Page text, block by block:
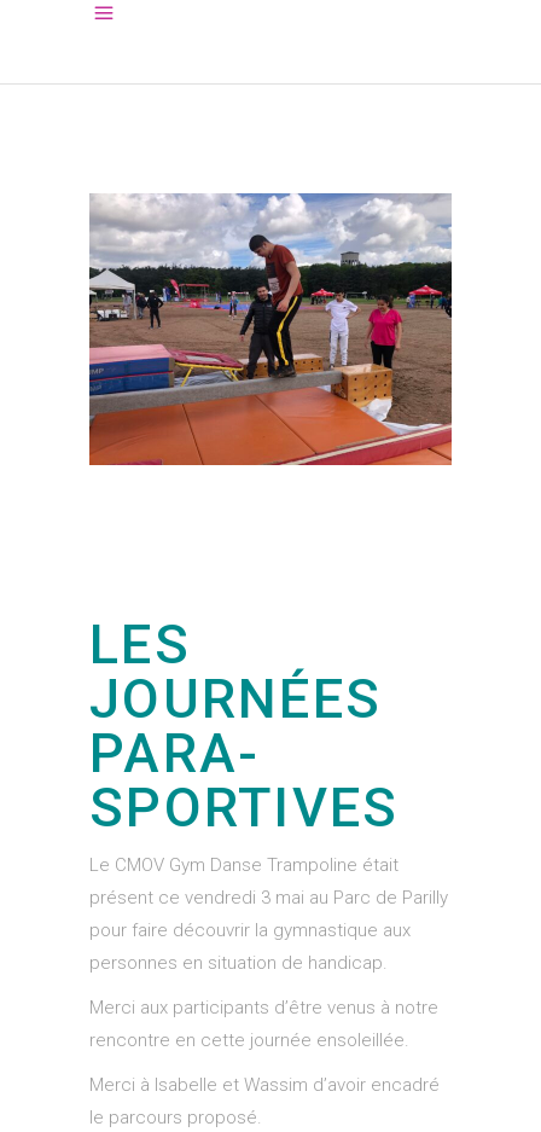
LES
JOURNÉES
PARA-
SPORTIVES
Le CMOV Gym Danse Trampoline était
présent ce vendredi 3 mai au Parc de Parilly
pour faire découvrir la gymnastique aux
personnes en situation de handicap.
Merci aux participants d’être venus à notre
rencontre en cette journée ensoleillée.
Merci à Isabelle et Wassim d’avoir encadré
le parcours proposé.